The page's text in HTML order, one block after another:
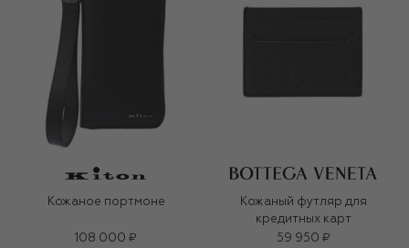
Кожаное портмоне
108 000 ₽
Кожаный футляр для
кредитных карт
59 950 ₽